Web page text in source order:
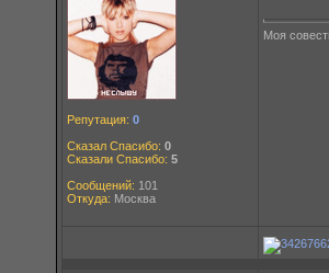
Репутация: 0
Сказал Спасибо: 0
Сказали Спасибо: 5
Сообщений: 101
Откуда: Москва
Моя